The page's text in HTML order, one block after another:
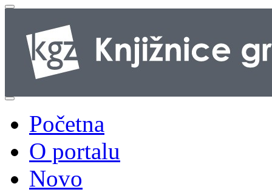
Početna
O portalu
Novo